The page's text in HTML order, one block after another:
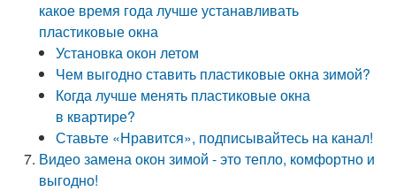
какое время года лучше устанавливать
пластиковые окна
Установка окон летом
Чем выгодно ставить пластиковые окна зимой?
Когда лучше менять пластиковые окна
в квартире?
Ставьте «Нравится», подписывайтесь на канал!
Видео замена окон зимой - это тепло, комфортно и
выгодно!